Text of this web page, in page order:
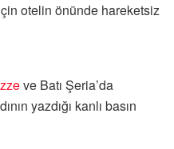
otelin önünde hareketsiz
ve Batı Şeria’da
yazdığı kanlı basın